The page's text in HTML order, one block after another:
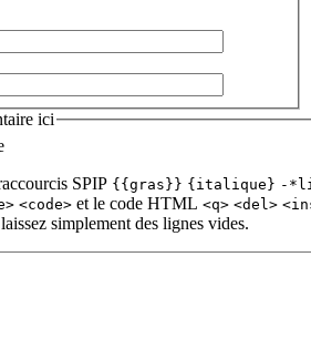
ici
SPIP {{gras}} {italique} -
<code> et le code HTML <q> <del>
simplement des lignes vides.